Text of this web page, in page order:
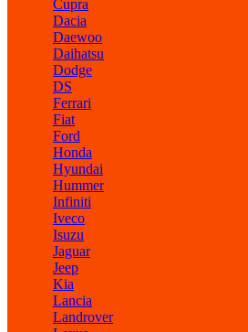
Cupra
Dacia
Daewoo
Daihatsu
Dodge
DS
Ferrari
Fiat
Ford
Honda
Hyundai
Hummer
Infiniti
Iveco
Isuzu
Jaguar
Jeep
Kia
Lancia
Landrover